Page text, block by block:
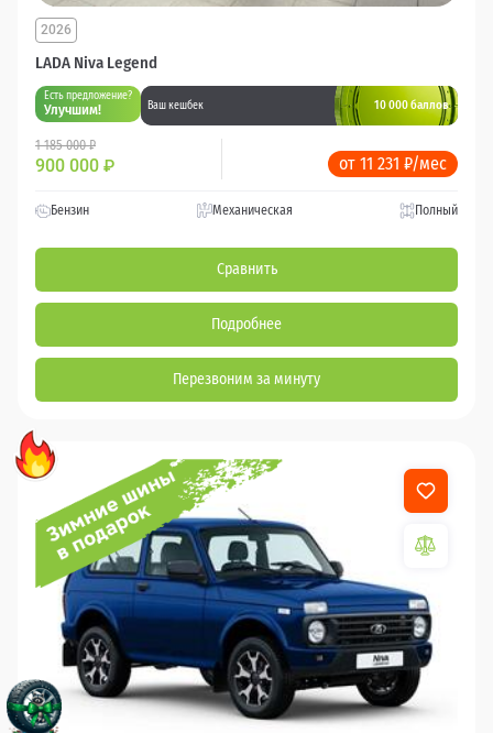
LADA Niva Legend
2026
Есть предложение?
Улучшим! Ваш кешбек 10 000 баллов
1 185 000 ₽
900 000 ₽ от 11 231 ₽/мес
Бензин Механическая Полный
Сравнить
Подробнее
Перезвоним за минуту